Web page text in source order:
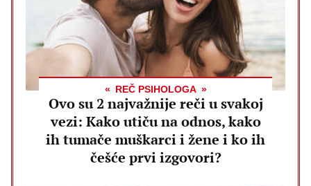
REČ PSIHOLOGA
Ovo su 2 najvažnije reči u svakoj
vezi: Kako utiču na odnos, kako
ih tumače muškarci i žene i ko ih
češće prvi izgovori?